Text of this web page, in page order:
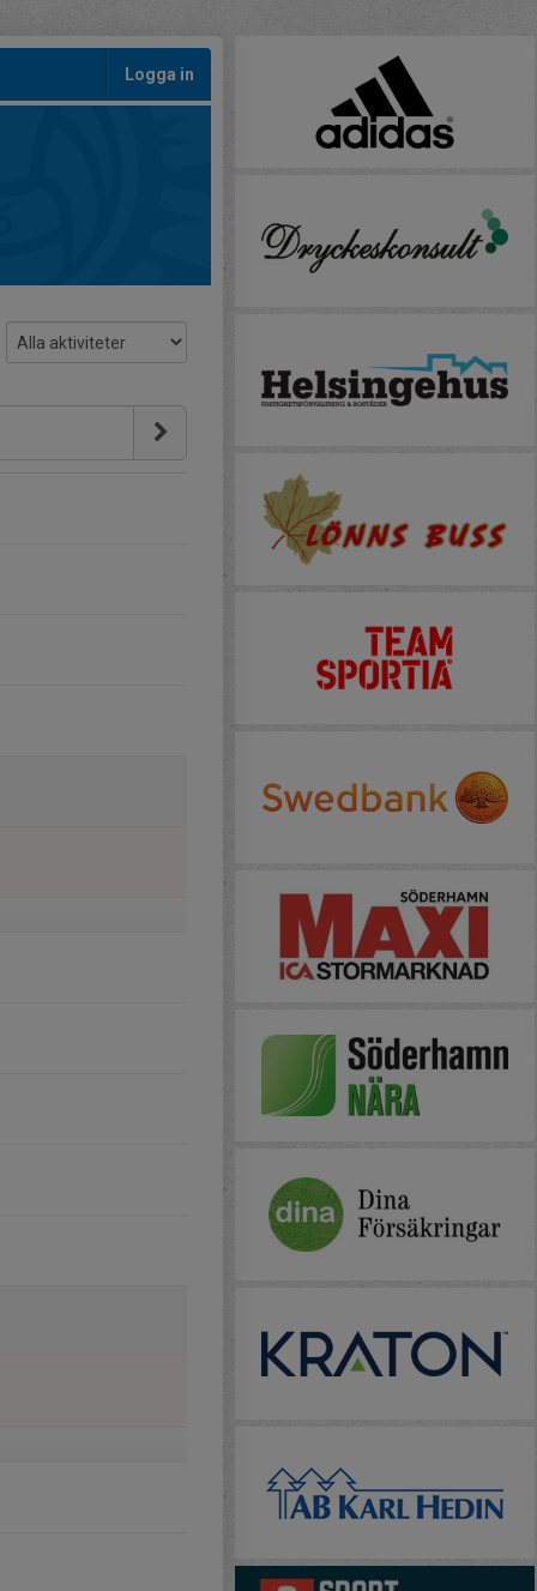
Logga in